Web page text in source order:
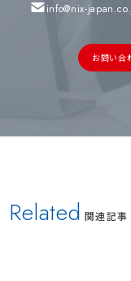
info@nix-
お問い合
Related 関連記事